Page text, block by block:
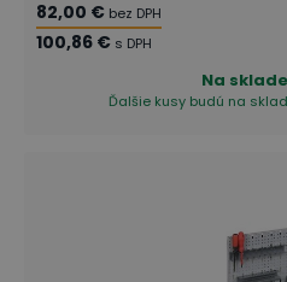
82,00 € bez DPH
100,86 € s DPH
Na sklade
Ďalšie kusy budú na